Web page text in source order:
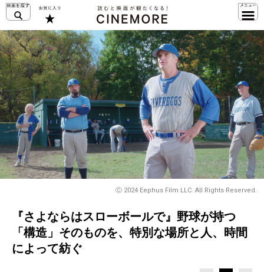
Ⓒ 2024 Eephus Film LLC. All Rights Reserved.
『さよならはスローボールで』野球が持つ
「構造」そのものを、特別な場所と人、時間
によって紡ぐ